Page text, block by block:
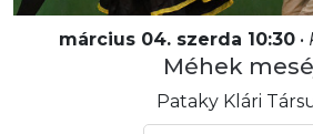
március 04. szerda 10:30 •
Méhek
Pataky Klári